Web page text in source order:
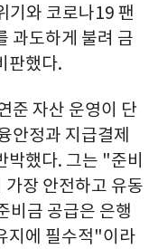
기와 코로나19 팬
과도하게 불려 금
판했다.
준 자산 운영이 단
안정과 지급결제
박했다. 그는 "준비
장 안전하고 유동
비금 공급은 은행
지에 필수적"이라